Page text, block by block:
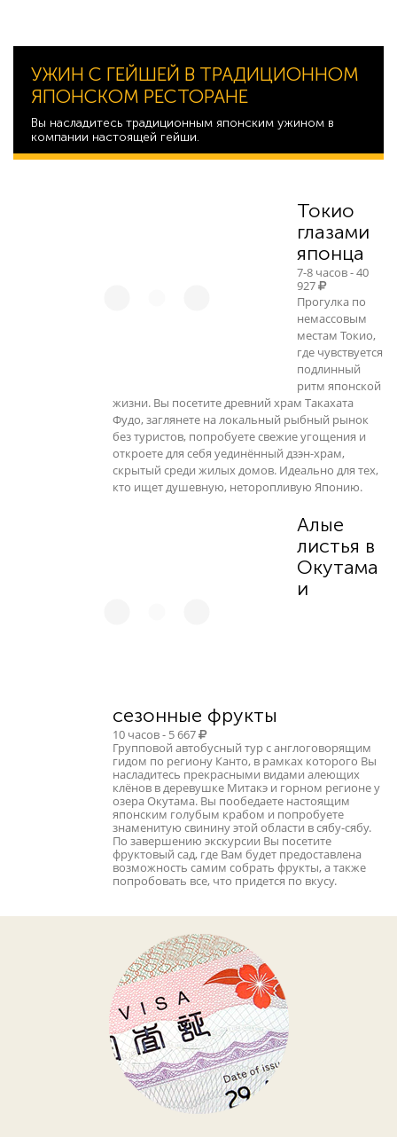
УЖИН С ГЕЙШЕЙ В ТРАДИЦИОННОМ
ЯПОНСКОМ РЕСТОРАНЕ
Вы насладитесь традиционным японским ужином в
компании настоящей гейши.
Токио
глазами
японца
7-8 часов - 40
927
Прогулка по
немассовым
местам Токио,
где чувствуется
подлинный
ритм японской
жизни. Вы посетите древний храм Такахата
Фудо, заглянете на локальный рыбный рынок
без туристов, попробуете свежие угощения и
откроете для себя уединённый дзэн-храм,
скрытый среди жилых домов. Идеально для тех,
кто ищет душевную, неторопливую Японию.
Алые
листья в
Окутама
и
сезонные фрукты
10 часов - 5 667
Групповой автобусный тур с англоговорящим
гидом по региону Канто, в рамках которого Вы
насладитесь прекрасными видами алеющих
клёнов в деревушке Митакэ и горном регионе у
озера Окутама. Вы пообедаете настоящим
японским голубым крабом и попробуете
знаменитую свинину этой области в сябу-сябу.
По завершению экскурсии Вы посетите
фруктовый сад, где Вам будет предоставлена
возможность самим собрать фрукты, а также
попробовать все, что придется по вкусу.